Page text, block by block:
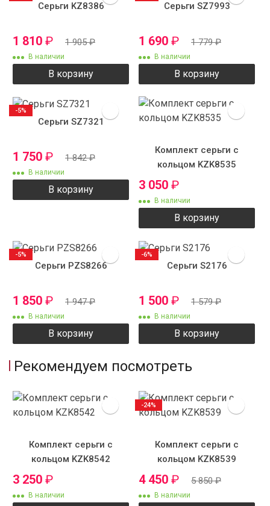
Серьги KZ8386
1 810 ₽ 1 905₽
В наличии
В корзину
Серьги SZ7993
1 690 ₽ 1 779₽
В наличии
В корзину
Серьги SZ7321
1 750 ₽ 1 842₽
В наличии
В корзину
-5%
Комплект серьги с
кольцом KZK8535
3 050 ₽
В наличии
В корзину
Серьги PZS8266
1 850 ₽ 1 947₽
В наличии
В корзину
-5%
Серьги S2176
1 500 ₽ 1 579₽
В наличии
В корзину
-6%
Рекомендуем посмотреть
Комплект серьги с
кольцом KZK8542
3 250 ₽
В наличии
Комплект серьги с
кольцом KZK8539
4 450 ₽ 5 850₽
В наличии
-24%